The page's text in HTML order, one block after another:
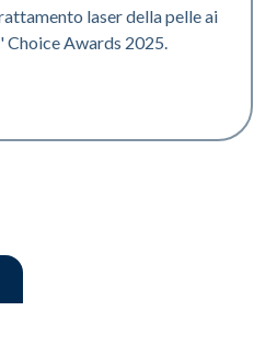
laser della pelle ai
Choice Awards 2025.